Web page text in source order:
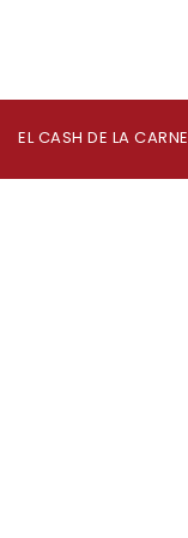
EL CASH DE LA CARNE